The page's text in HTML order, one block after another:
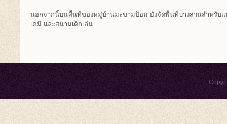
นอกจากนี้บนพื้นที่ของหมู่บ้านมะขามป้อม ยังจัดพื้นที่บางส่วนสำหรับแ
เคมี และสนามเด็กเล่น